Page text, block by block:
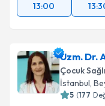
13:00
Uzm. Dr.
Çocuk
İstanbul,
5 (177